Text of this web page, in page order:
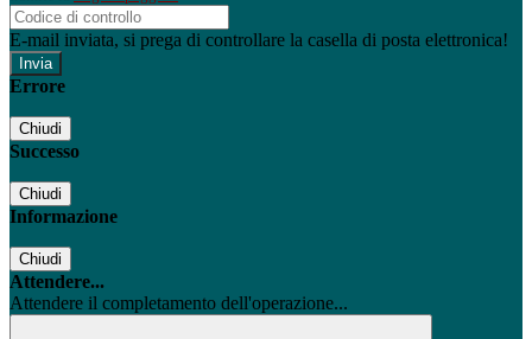
E-mail inviata, si prega di controllare la casella di posta elettronica!
Errore
Chiudi
Successo
Chiudi
Informazione
Chiudi
Attendere...
Attendere il completamento dell'operazione...